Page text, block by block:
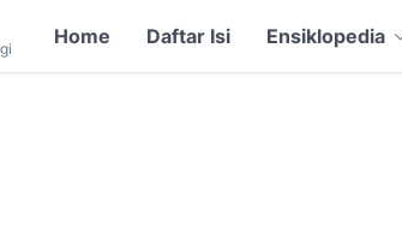
Home Daftar Isi Ensiklopedia